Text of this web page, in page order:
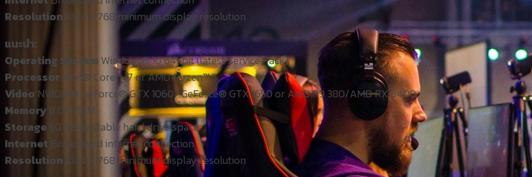
Resolution 1024 x 768 minimum display resolution
แนะนำ:
Operating System Windows® 10 64-bit (latest Service Pack)
Processor Intel® Core™ i7 or AMD Ryzen™ 5
Video NVIDIA® GeForce® GTX 1060/ GeForce® GTX 1650 or AMD R9 380/AMD RX 6400
Memory 8 GB RAM
Storage 50 GB available hard drive space
Internet Broadband internet connection
Resolution 1024 x 768 minimum display resolution